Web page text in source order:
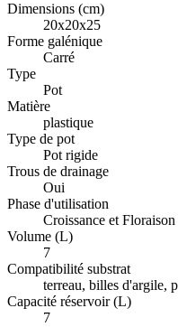
Dimensions (cm)
20x20x25
Forme galénique
Carré
Type
Pot
Matière
plastique
Type de pot
Pot rigide
Trous de drainage
Oui
Phase d'utilisation
Croissance et Floraison
Volume (L)
7
Compatibilité substrat
terreau, billes d'argile,
Capacité réservoir (L)
7